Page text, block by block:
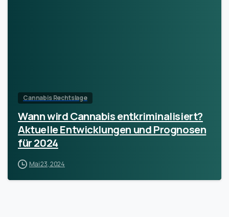
Cannabis Rechtslage
Wann wird Cannabis entkriminalisiert?
Aktuelle Entwicklungen und Prognosen
für 2024
Mai 23, 2024